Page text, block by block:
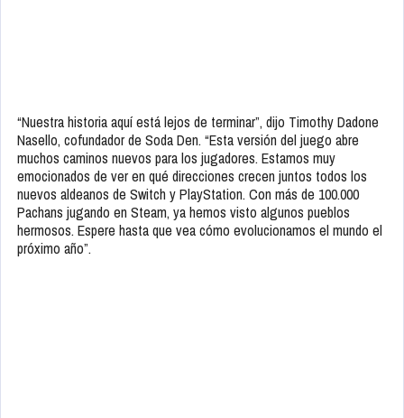
“Nuestra historia aquí está lejos de terminar”, dijo Timothy Dadone
Nasello, cofundador de Soda Den. “Esta versión del juego abre
muchos caminos nuevos para los jugadores. Estamos muy
emocionados de ver en qué direcciones crecen juntos todos los
nuevos aldeanos de Switch y PlayStation. Con más de 100.000
Pachans jugando en Steam, ya hemos visto algunos pueblos
hermosos. Espere hasta que vea cómo evolucionamos el mundo el
próximo año”.